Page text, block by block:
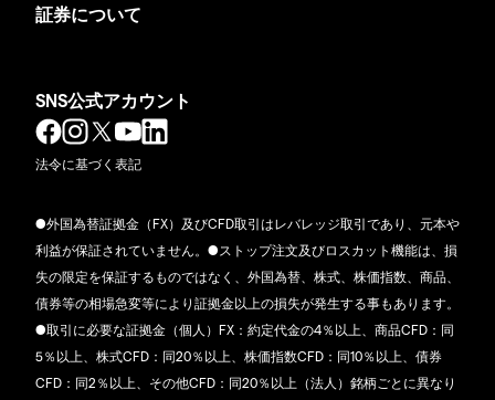
証券について
SNS公式アカウント
法令に基づく表記
●外国為替証拠金（FX）及びCFD取引はレバレッジ取引であり、元本や
利益が保証されていません。●ストップ注文及びロスカット機能は、損
失の限定を保証するものではなく、外国為替、株式、株価指数、商品、
債券等の相場急変等により証拠金以上の損失が発生する事もあります。
●取引に必要な証拠金（個人）FX：約定代金の4％以上、商品CFD：同
5％以上、株式CFD：同20％以上、株価指数CFD：同10％以上、債券
CFD：同2％以上、その他CFD：同20％以上（法人）銘柄ごとに異なり